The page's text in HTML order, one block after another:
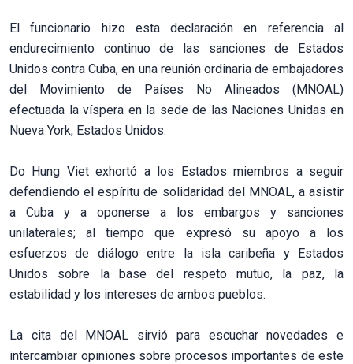
El funcionario hizo esta declaración en referencia al
endurecimiento continuo de las sanciones de Estados
Unidos contra Cuba, en una reunión ordinaria de embajadores
del Movimiento de Países No Alineados (MNOAL)
efectuada la víspera en la sede de las Naciones Unidas en
Nueva York, Estados Unidos.
Do Hung Viet exhortó a los Estados miembros a seguir
defendiendo el espíritu de solidaridad del MNOAL, a asistir
a Cuba y a oponerse a los embargos y sanciones
unilaterales; al tiempo que expresó su apoyo a los
esfuerzos de diálogo entre la isla caribeña y Estados
Unidos sobre la base del respeto mutuo, la paz, la
estabilidad y los intereses de ambos pueblos.
La cita del MNOAL sirvió para escuchar novedades e
intercambiar opiniones sobre procesos importantes de este